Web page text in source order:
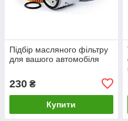
Підбір масляного фільтру
для вашого автомобіля
230 ₴
Купити